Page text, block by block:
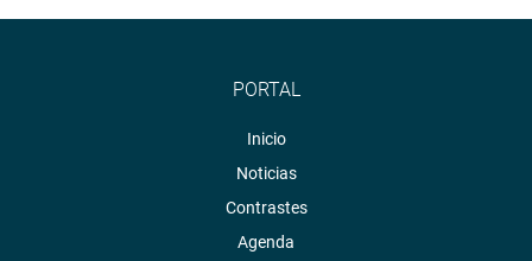
PORTAL
Inicio
Noticias
Contrastes
Agenda